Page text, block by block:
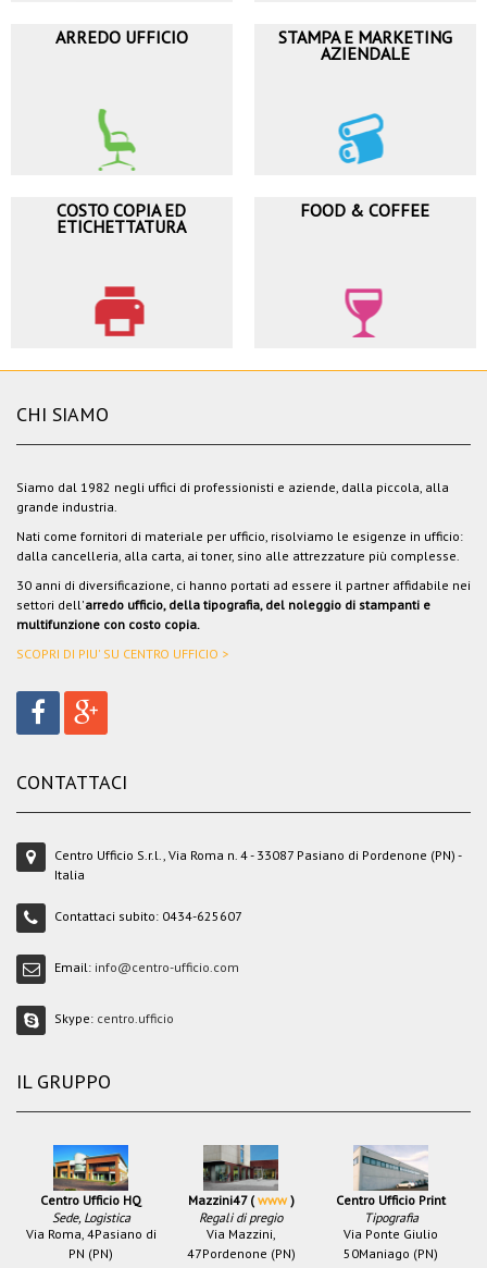
ARREDO UFFICIO STAMPA E MARKETING
AZIENDALE
COSTO COPIA ED
ETICHETTATURA
FOOD & COFFEE
CHI SIAMO
Siamo dal 1982 negli uffici di professionisti e aziende, dalla piccola, alla
grande industria.
Nati come fornitori di materiale per ufficio, risolviamo le esigenze in ufficio:
dalla cancelleria, alla carta, ai toner, sino alle attrezzature più complesse.
30 anni di diversificazione, ci hanno portati ad essere il partner affidabile nei
settori dell'arredo ufficio, della tipografia, del noleggio di stampanti e
multifunzione con costo copia.
SCOPRI DI PIU' SU CENTRO UFFICIO >
CONTATTACI
Centro Ufficio S.r.l., Via Roma n. 4 - 33087 Pasiano di Pordenone (PN) -
Italia
Contattaci subito: 0434-625607
Email: info@centro-ufficio.com
Skype: centro.ufficio
IL GRUPPO
Centro Ufficio HQ
Sede, Logistica
Via Roma, 4Pasiano di
PN (PN)
Mazzini47 (www)
Regali di pregio
Via Mazzini,
47Pordenone (PN)
Centro Ufficio Print
Tipografia
Via Ponte Giulio
50Maniago (PN)